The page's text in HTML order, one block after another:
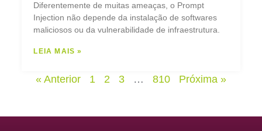
Diferentemente de muitas ameaças, o Prompt
Injection não depende da instalação de softwares
maliciosos ou da vulnerabilidade de infraestrutura.
LEIA MAIS »
« Anterior 1 2 3 … 810 Próxima »